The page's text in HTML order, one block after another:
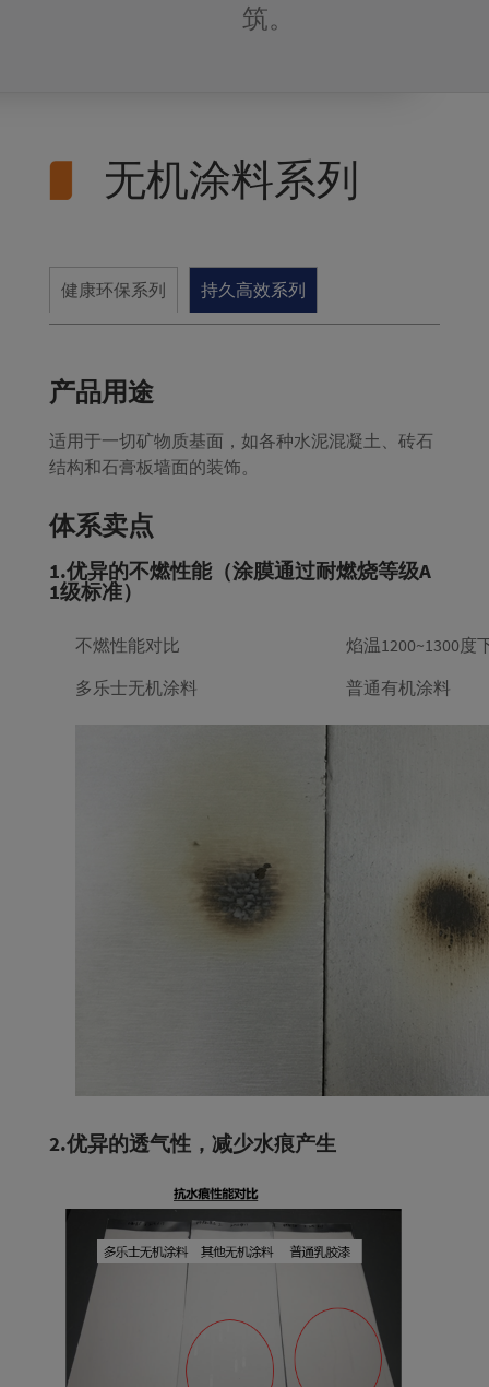
筑。
无机涂料系列
健康环保系列 持久高效系列
产品用途
适用于一切矿物质基面，如各种水泥混凝土、砖石
结构和石膏板墙面的装饰。
体系卖点
1.优异的不燃性能（涂膜通过耐燃烧等级A
1级标准）
不燃性能对比
焰温1200~1300度
多乐士无机涂料
普通有机涂料
2.优异的透气性，减少水痕产生